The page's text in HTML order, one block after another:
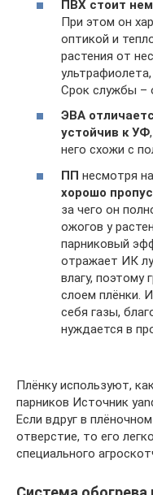
ПВХ стоит
При этом он
оптикой и
растения от
Срок службы –
ЭВА
устойчив к УФ
него схожи с
ПП несмотря
хорошо
за чего он
ожогов у
парниковый
отражает ИК
влагу, поэтому
слоем плёнки.
себя газы,
нуждается в
Плёнку используют,
парников Источник
Если вдруг в
отверстие, то его
специального